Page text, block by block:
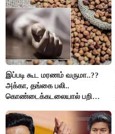
இப்படி கூட மரணம் வருமா..??
அக்கா, தங்கை பலி..
கொண்டைக்கடலையால் பறிபோன